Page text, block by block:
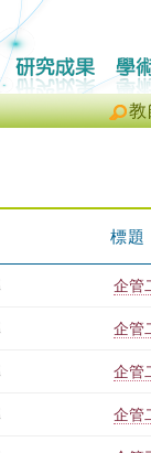
教
標題
企管
企管
企管
企管